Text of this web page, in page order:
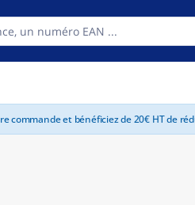
commande et bénéficiez de 20€ HT de